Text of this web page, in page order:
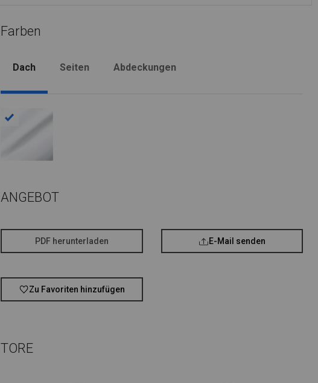
Farben
Dach Seiten Abdeckungen
ANGEBOT
PDF herunterladen E-Mail senden
Zu Favoriten hinzufügen
TORE